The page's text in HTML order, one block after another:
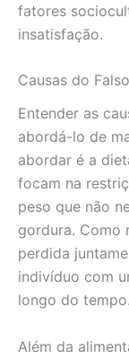
fatores
insatisfação.
Causas do
Entender as
abordá-lo de
abordar é a
focam na
peso que não
gordura. Como
perdida
indivíduo com
longo do tempo.
Além da